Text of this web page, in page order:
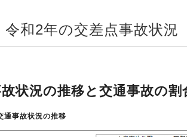
ップ
和2年の交差点事故状況
状況の推移と交通事故の割
通事故状況の推移